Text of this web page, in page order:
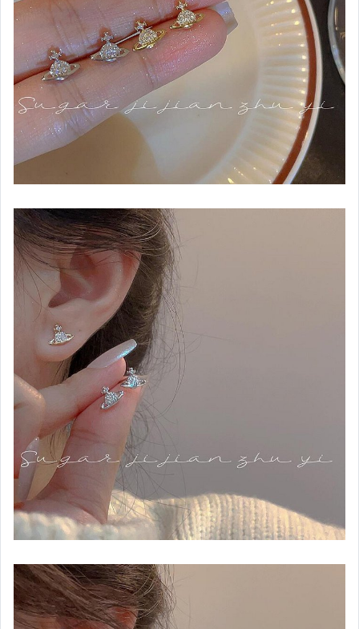
男性精品與服飾
偶像、球員卡與郵幣
女裝與服飾配件
手錶與飾品配件
女包精品與女鞋
家電與影音視聽
美食與地方特產